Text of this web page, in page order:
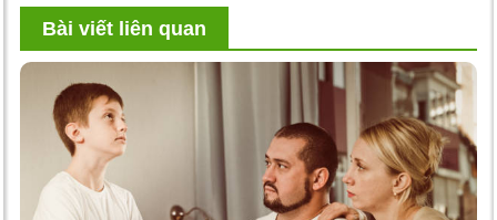
Bài viết liên quan